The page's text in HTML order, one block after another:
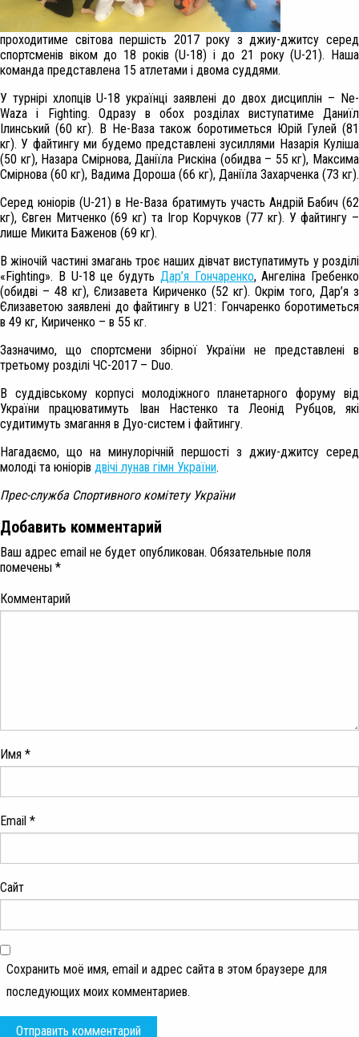
проходитиме світова першість 2017 року з джиу-джитсу серед
спортсменів віком до 18 років (U-18) і до 21 року (U-21). Наша
команда представлена 15 атлетами і двома суддями.
У турнірі хлопців U-18 українці заявлені до двох дисциплін – Ne-
Waza і Fighting. Одразу в обох розділах виступатиме Даниїл
Ілинський (60 кг). В Не-Ваза також боротиметься Юрій Гулей (81
кг). У файтингу ми будемо представлені зусиллями Назарія Куліша
(50 кг), Назара Смірнова, Даніїла Рискіна (обидва – 55 кг), Максима
Смірнова (60 кг), Вадима Дороша (66 кг), Даніїла Захарченка (73 кг).
Серед юніорів (U-21) в Не-Ваза братимуть участь Андрій Бабич (62
кг), Євген Митченко (69 кг) та Ігор Корчуков (77 кг). У файтингу –
лише Микита Баженов (69 кг).
В жіночій частині змагань троє наших дівчат виступатимуть у розділі
«Fighting». В U-18 це будуть Дар’я Гончаренко, Ангеліна Гребенко
(обидві – 48 кг), Єлизавета Кириченко (52 кг). Окрім того, Дар’я з
Єлизаветою заявлені до файтингу в U21: Гончаренко боротиметься
в 49 кг, Кириченко – в 55 кг.
Зазначимо, що спортсмени збірної України не представлені в
третьому розділі ЧС-2017 – Duo.
В суддівському корпусі молодіжного планетарного форуму від
України працюватимуть Іван Настенко та Леонід Рубцов, які
судитимуть змагання в Дуо-систем і файтингу.
Нагадаємо, що на минулорічній першості з джиу-джитсу серед
молоді та юніорів двічі лунав гімн України.
Прес-служба Спортивного комітету України
Добавить комментарий
Ваш адрес email не будет опубликован. Обязательные поля
помечены *
Комментарий
Имя *
Email *
Сайт
Сохранить моё имя, email и адрес сайта в этом браузере для
последующих моих комментариев.